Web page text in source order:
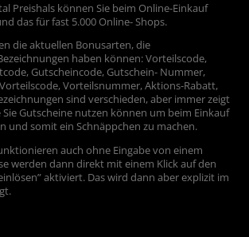
Preishals können Sie beim Online-Einkauf
das für fast 5.000 Online- Shops.
die aktuellen Bonusarten, die
haben können: Vorteilscode,
Gutscheincode, Gutschein- Nummer,
Vorteilsnummer, Aktions-Rabatt,
sind verschieden, aber immer zeigt
Sie Gutscheine nutzen können um beim Einkauf
und somit ein Schnäppchen zu machen.
auch ohne Eingabe von einem
werden dann direkt mit einem Klick auf den
aktiviert. Das wird dann aber explizit im